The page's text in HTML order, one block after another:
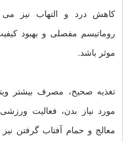
کاهش درد و التهاب نیز می
روماتیسم مفصلی و بهبود
موثر باشد.
تغذیه صحیح، مصرف بیشتر
مورد نیاز بدن، فعالیت
معالج و حمام آفتاب گرفتن